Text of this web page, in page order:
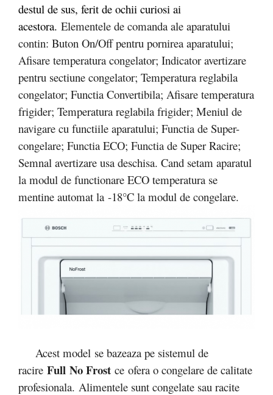
destul de sus, ferit de ochii curiosi ai
acestora. Elementele de comanda ale aparatului
contin: Buton On/Off pentru pornirea aparatului;
Afisare temperatura congelator; Indicator avertizare
pentru sectiune congelator; Temperatura reglabila
congelator; Functia Convertibila; Afisare temperatura
frigider; Temperatura reglabila frigider; Meniul de
navigare cu functiile aparatului; Functia de Super-
congelare; Functia ECO; Functia de Super Racire;
Semnal avertizare usa deschisa. Cand setam aparatul
la modul de functionare ECO temperatura se
mentine automat la -18°C la modul de congelare.
Acest model se bazeaza pe sistemul de
racire Full No Frost ce ofera o congelare de calitate
profesionala. Alimentele sunt congelate sau racite